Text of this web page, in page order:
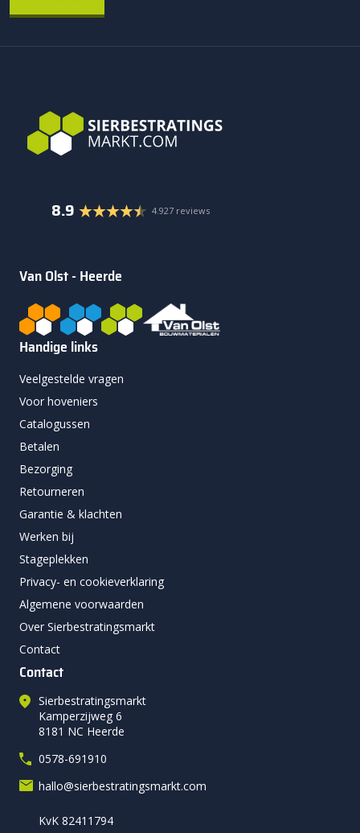
8.9 4.927 reviews
Van Olst - Heerde
Handige links
Veelgestelde vragen
Voor hoveniers
Catalogussen
Betalen
Bezorging
Retourneren
Garantie & klachten
Werken bij
Stageplekken
Privacy- en cookieverklaring
Algemene voorwaarden
Over Sierbestratingsmarkt
Contact
Contact
Sierbestratingsmarkt
Kamperzijweg 6
8181 NC Heerde
0578-691910
hallo@sierbestratingsmarkt.com
KvK 82411794